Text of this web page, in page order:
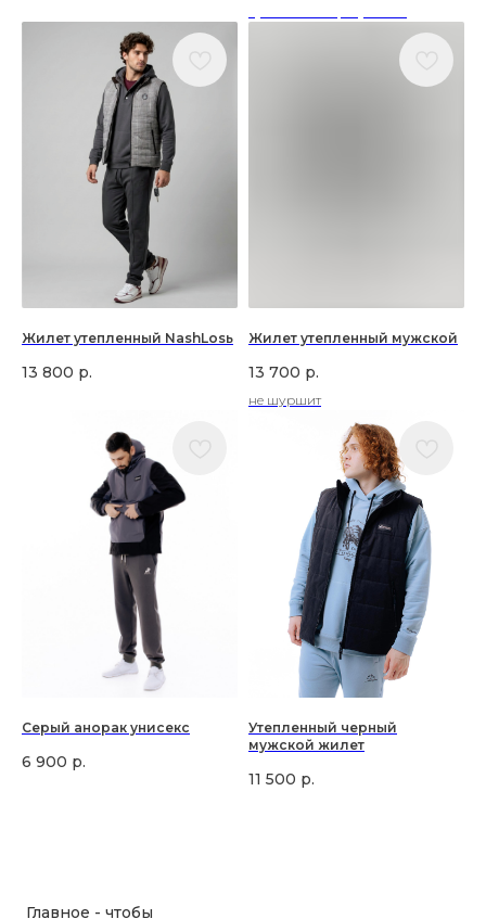
Жилет утепленный NashLosь
13 800 р.
Жилет утепленный мужской
13 700 р.
не шуршит
Серый анорак унисекс
6 900 р.
Утепленный черный
мужской жилет
11 500 р.
Главное - чтобы